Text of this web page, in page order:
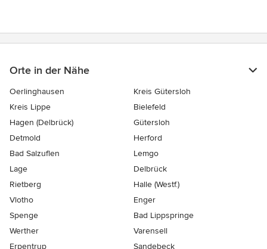
Orte in der Nähe
Oerlinghausen
Kreis Gütersloh
Kreis Lippe
Bielefeld
Hagen (Delbrück)
Gütersloh
Detmold
Herford
Bad Salzuflen
Lemgo
Lage
Delbrück
Rietberg
Halle (Westf.)
Vlotho
Enger
Spenge
Bad Lippspringe
Werther
Varensell
Erpentrup
Sandebeck